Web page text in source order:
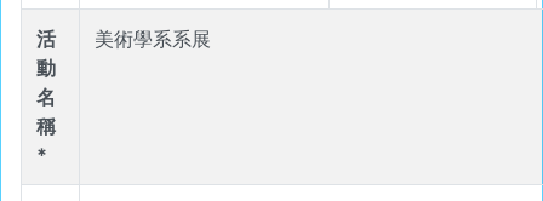
活
動
名
稱
*
美術學系系展